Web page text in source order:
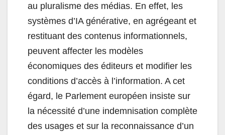
au pluralisme des médias. En effet, les
systèmes d’IA générative, en agrégeant et
restituant des contenus informationnels,
peuvent affecter les modèles
économiques des éditeurs et modifier les
conditions d’accès à l’information. A cet
égard, le Parlement européen insiste sur
la nécessité d’une indemnisation complète
des usages et sur la reconnaissance d’un